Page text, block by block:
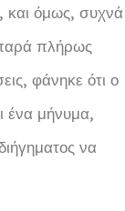
και όμως, συχνά
πλήρως
φάνηκε ότι ο
ένα μήνυμα,
να